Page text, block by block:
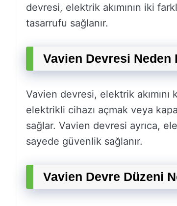
devresi, elektrik akımının iki
tasarrufu sağlanır.
Vavien Devresi Neden
Vavien devresi, elektrik
elektrikli cihazı açmak veya
sağlar. Vavien devresi ayrıca,
sayede güvenlik sağlanır.
Vavien Devre Düzeni